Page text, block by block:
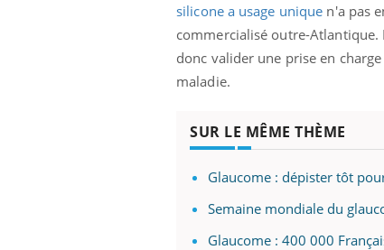
silicone a usage unique n'a pas
commercialisé outre-Atlantique.
donc valider une prise en
maladie.
SUR LE MÊME THÈME
Glaucome : dépister tôt
Semaine mondiale du
Glaucome : 400 000